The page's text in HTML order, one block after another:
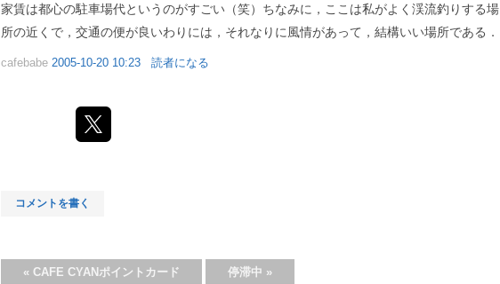
家賃は都心の駐車場代というのがすごい（笑）ちなみに，ここは私がよく渓流釣りする場
所の近くで，交通の便が良いわりには，それなりに風情があって，結構いい場所である．
cafebabe 2005-10-20 10:23 読者になる
コメントを書く
« CAFE CYANポイントカード 停滞中 »